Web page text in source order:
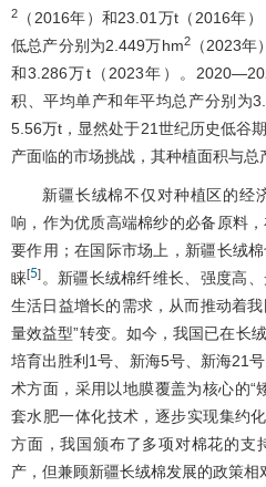
2
（2016年）和23.01万t（2016年
低总产分别为2.449万hm2（2023年
和3.286万t（2023年）。
积、平均单产和年平均总产分别为
5.56万t，显然处于21世纪历史低谷
产面临的市场挑战，其种植面积与总
新疆长绒棉不仅对种植区的经
响，作为优质高端棉纱的必备原料
要作用；在国际市场上，新疆长绒
睐[5] 。新疆长绒棉纤维长、强度高
生活日益增长的需求，从而推动着
量效益型”转变。如今，我国已在长
培育出胜利1号、新海5号、新海21
术方面，采用以地膜覆盖为核心的“
套水肥一体化技术，逐步实现集约
方面，我国颁布了多项对棉花的支
产，但兼顾新疆长绒棉发展的政策相